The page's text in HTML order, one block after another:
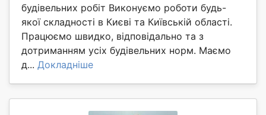
будівельних робіт Виконуємо роботи будь-
якої складності в Києві та Київській області.
Працюємо швидко, відповідально та з
дотриманням усіх будівельних норм. Маємо
д... Докладніше